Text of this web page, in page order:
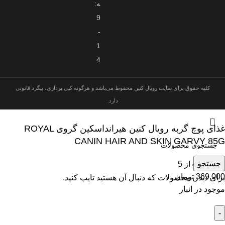
ه:
9
-
1
4
کلیه حقوق برای سایت رویال کنین محفوظ می‌باشد و هرگونه کپی برداری، پیگرد قانونی
دارد.
جستجو
برای دیدن محصولات که دنبال آن هستید تایپ کنید.
غذای پوچ گربه رویال کنین هیرانداسکین گروی ROYAL
CANIN HAIR AND SKIN GARVY 85G
نمره4.67 از 5
369,000 تومان
موجود در انبار